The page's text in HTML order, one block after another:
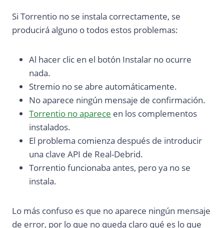
Si Torrentio no se instala correctamente, se
producirá alguno o todos estos problemas:
Al hacer clic en el botón Instalar no ocurre
nada.
Stremio no se abre automáticamente.
No aparece ningún mensaje de confirmación.
Torrentio no aparece en los complementos
instalados.
El problema comienza después de introducir
una clave API de Real-Debrid.
Torrentio funcionaba antes, pero ya no se
instala.
Lo más confuso es que no aparece ningún mensaje
de error, por lo que no queda claro qué es lo que